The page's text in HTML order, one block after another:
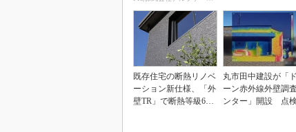
既存住宅の断熱リノベ
ーション新仕様、「外
壁TR」で断熱等級6相
丸市田中建設が「
ーン赤外線外壁調
ンター」開設 点